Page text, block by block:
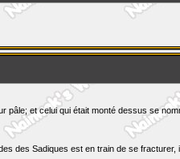
et celui qui était monté dessus se
des Sadiques est en train de se